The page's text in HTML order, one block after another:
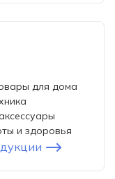
для дома
и здоровья